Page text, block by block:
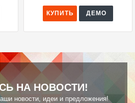
КУПИТЬ ДЕМО
НА НОВОСТИ!
новости, идеи и предложения!